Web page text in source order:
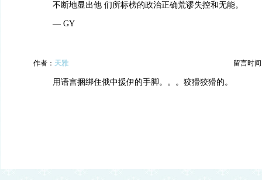
不断地显出他 们所标榜的政治正确荒谬失控和无能。
— GY
作者： 天雅 留言时间
用语言捆绑住俄中援伊的手脚。。。狡猾狡猾的。